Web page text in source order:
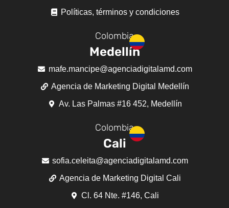
Políticas, términos y condiciones
Colombia
Medellín
mafe.mancipe@agenciadigitalamd.com
Agencia de Marketing Digital Medellín
Av. Las Palmas #16 452, Medellín
Colombia
Cali
sofia.celeita@agenciadigitalamd.com
Agencia de Marketing Digital Cali
Cl. 64 Nte. #146, Cali